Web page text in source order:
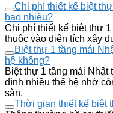
Chi phí thiết kế biệt
bao nhiêu?
Chi phí thiết kế biệt thự
thuộc vào diện tích xây
Biệt thự 1 tầng mái
hệ không?
Biệt thự 1 tầng mái
đình nhiều thế hệ nhờ
sàn.
Thời gian thiết kế biệt